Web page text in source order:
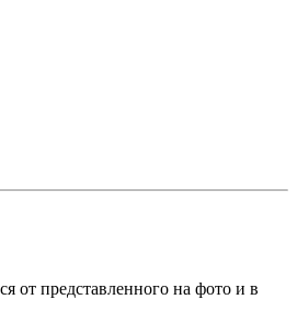
от представленного на фото и в